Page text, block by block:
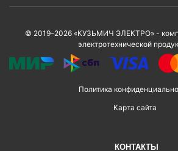
© 2019–2026 «КУЗЬМИЧ ЭЛЕКТРО» -
электротехнической
Политика
Карта сайта
КОНТАКТЫ